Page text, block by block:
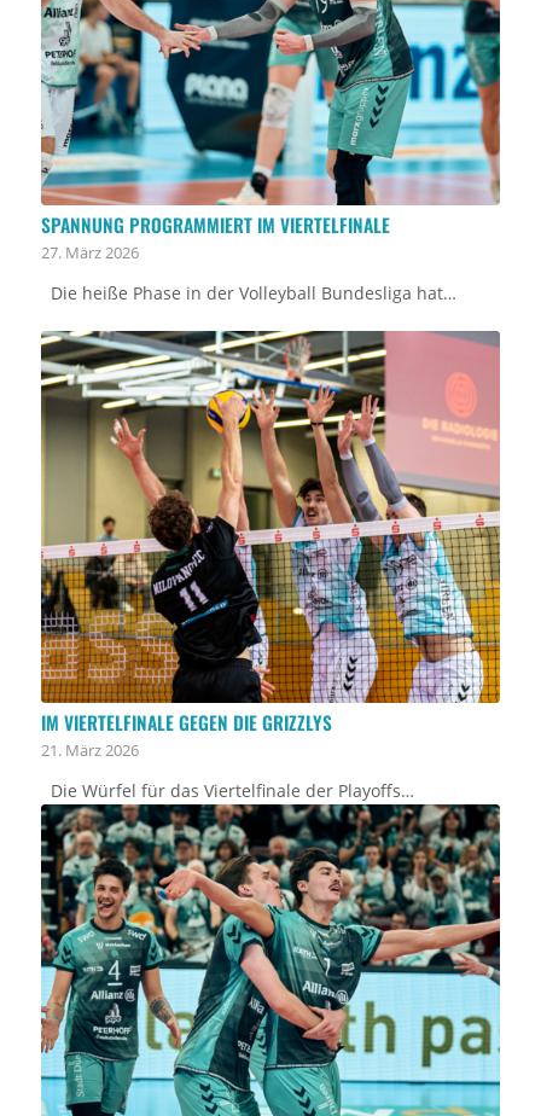
SPANNUNG PROGRAMMIERT IM VIERTELFINALE
27. März 2026
Die heiße Phase in der Volleyball Bundesliga hat…
IM VIERTELFINALE GEGEN DIE GRIZZLYS
21. März 2026
Die Würfel für das Viertelfinale der Playoffs…